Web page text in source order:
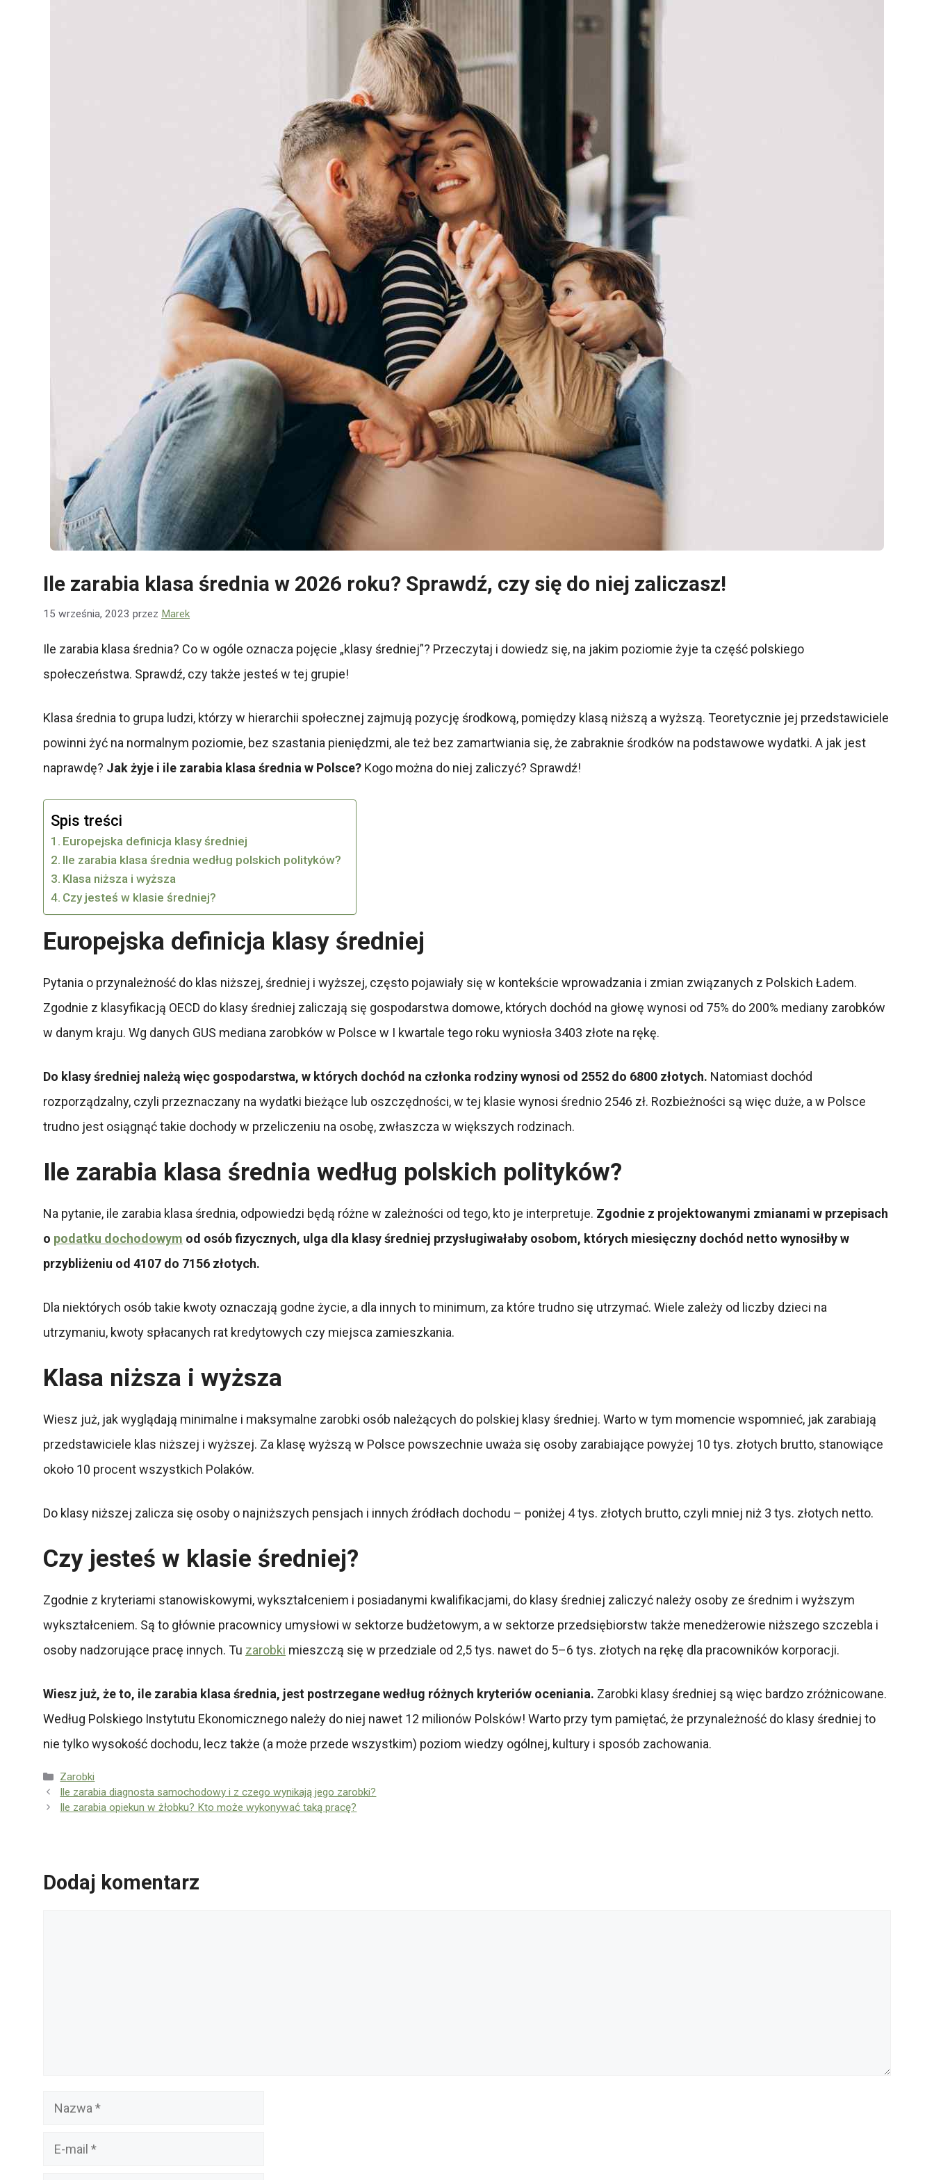
Ile zarabia klasa średnia w 2026 roku? Sprawdź, czy się do niej zaliczasz!
15 września, 2023 przez Marek
Ile zarabia klasa średnia? Co w ogóle oznacza pojęcie „klasy średniej”? Przeczytaj i dowiedz się, na jakim poziomie żyje ta część polskiego
społeczeństwa. Sprawdź, czy także jesteś w tej grupie!
Klasa średnia to grupa ludzi, którzy w hierarchii społecznej zajmują pozycję środkową, pomiędzy klasą niższą a wyższą. Teoretycznie jej przedstawiciele
powinni żyć na normalnym poziomie, bez szastania pieniędzmi, ale też bez zamartwiania się, że zabraknie środków na podstawowe wydatki. A jak jest
naprawdę? Jak żyje i ile zarabia klasa średnia w Polsce? Kogo można do niej zaliczyć? Sprawdź!
Spis treści
Europejska definicja klasy średniej
Ile zarabia klasa średnia według polskich polityków?
Klasa niższa i wyższa
Czy jesteś w klasie średniej?
Europejska definicja klasy średniej
Pytania o przynależność do klas niższej, średniej i wyższej, często pojawiały się w kontekście wprowadzania i zmian związanych z Polskich Ładem.
Zgodnie z klasyfikacją OECD do klasy średniej zaliczają się gospodarstwa domowe, których dochód na głowę wynosi od 75% do 200% mediany zarobków
w danym kraju. Wg danych GUS mediana zarobków w Polsce w I kwartale tego roku wyniosła 3403 złote na rękę.
Do klasy średniej należą więc gospodarstwa, w których dochód na członka rodziny wynosi od 2552 do 6800 złotych. Natomiast dochód
rozporządzalny, czyli przeznaczany na wydatki bieżące lub oszczędności, w tej klasie wynosi średnio 2546 zł. Rozbieżności są więc duże, a w Polsce
trudno jest osiągnąć takie dochody w przeliczeniu na osobę, zwłaszcza w większych rodzinach.
Ile zarabia klasa średnia według polskich polityków?
Na pytanie, ile zarabia klasa średnia, odpowiedzi będą różne w zależności od tego, kto je interpretuje. Zgodnie z projektowanymi zmianami w przepisach
o podatku dochodowym od osób fizycznych, ulga dla klasy średniej przysługiwałaby osobom, których miesięczny dochód netto wynosiłby w
przybliżeniu od 4107 do 7156 złotych.
Dla niektórych osób takie kwoty oznaczają godne życie, a dla innych to minimum, za które trudno się utrzymać. Wiele zależy od liczby dzieci na
utrzymaniu, kwoty spłacanych rat kredytowych czy miejsca zamieszkania.
Klasa niższa i wyższa
Wiesz już, jak wyglądają minimalne i maksymalne zarobki osób należących do polskiej klasy średniej. Warto w tym momencie wspomnieć, jak zarabiają
przedstawiciele klas niższej i wyższej. Za klasę wyższą w Polsce powszechnie uważa się osoby zarabiające powyżej 10 tys. złotych brutto, stanowiące
około 10 procent wszystkich Polaków.
Do klasy niższej zalicza się osoby o najniższych pensjach i innych źródłach dochodu – poniżej 4 tys. złotych brutto, czyli mniej niż 3 tys. złotych netto.
Czy jesteś w klasie średniej?
Zgodnie z kryteriami stanowiskowymi, wykształceniem i posiadanymi kwalifikacjami, do klasy średniej zaliczyć należy osoby ze średnim i wyższym
wykształceniem. Są to głównie pracownicy umysłowi w sektorze budżetowym, a w sektorze przedsiębiorstw także menedżerowie niższego szczebla i
osoby nadzorujące pracę innych. Tu zarobki mieszczą się w przedziale od 2,5 tys. nawet do 5–6 tys. złotych na rękę dla pracowników korporacji.
Wiesz już, że to, ile zarabia klasa średnia, jest postrzegane według różnych kryteriów oceniania. Zarobki klasy średniej są więc bardzo zróżnicowane.
Według Polskiego Instytutu Ekonomicznego należy do niej nawet 12 milionów Polsków! Warto przy tym pamiętać, że przynależność do klasy średniej to
nie tylko wysokość dochodu, lecz także (a może przede wszystkim) poziom wiedzy ogólnej, kultury i sposób zachowania.
Kategorie
Zarobki
Ile zarabia diagnosta samochodowy i z czego wynikają jego zarobki?
Ile zarabia opiekun w żłobku? Kto może wykonywać taką pracę?
Dodaj komentarz
Nazwa